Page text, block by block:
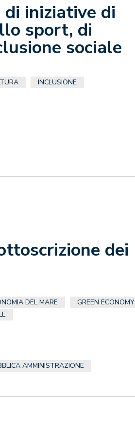
iniziative di
sport, di
sociale
INCLUSIONE
dei
DEL MARE
GREEN ECONOMY
AMMINISTRAZIONE